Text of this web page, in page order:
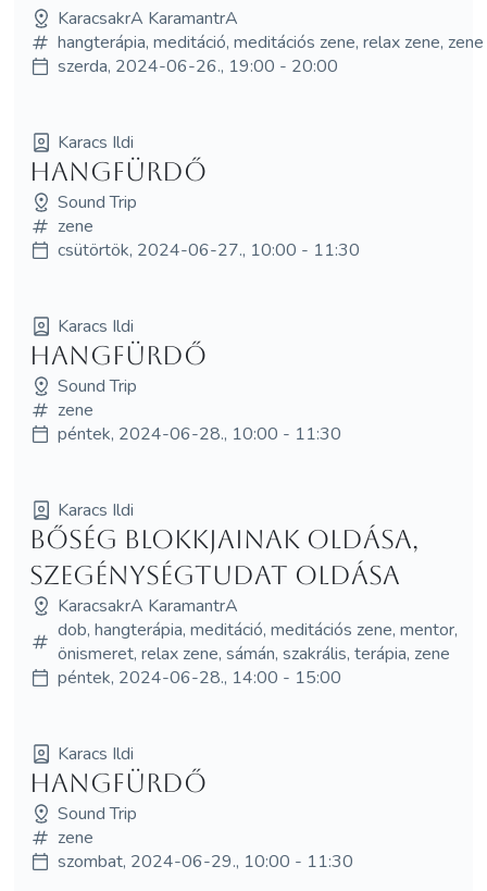
KaracsakrA KaramantrA
hangterápia, meditáció, meditációs zene, relax zene, zene
szerda, 2024-06-26., 19:00 - 20:00
Karacs Ildi
Hangfürdő
Sound Trip
zene
csütörtök, 2024-06-27., 10:00 - 11:30
Karacs Ildi
Hangfürdő
Sound Trip
zene
péntek, 2024-06-28., 10:00 - 11:30
Karacs Ildi
Bőség blokkjainak oldása,
szegénységtudat oldása
KaracsakrA KaramantrA
dob, hangterápia, meditáció, meditációs zene, mentor,
önismeret, relax zene, sámán, szakrális, terápia, zene
péntek, 2024-06-28., 14:00 - 15:00
Karacs Ildi
Hangfürdő
Sound Trip
zene
szombat, 2024-06-29., 10:00 - 11:30